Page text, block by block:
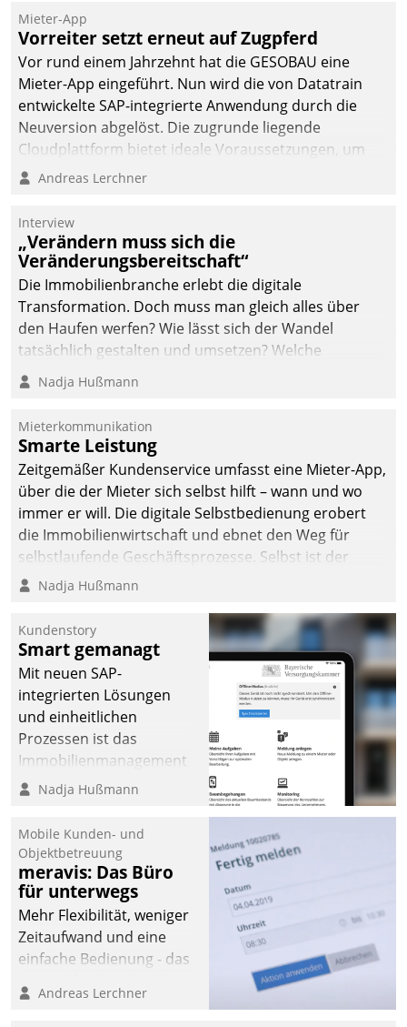
Die monatlichen
Mitteilungen zum
Heizungs- und
Wasserverbrauch gehen
automatisiert, vollständig
und auf Wunsch über
mehrere zuvor
Kommunikationswege bei
Mieter-App
Vorreiter setzt erneut auf Zugpferd
Vor rund einem Jahrzehnt hat die GESOBAU eine
Mieter-App eingeführt. Nun wird die von Datatrain
entwickelte SAP-integrierte Anwendung durch die
Neuversion abgelöst. Die zugrunde liegende
Cloudplattform bietet ideale Voraussetzungen, um
die Funktionalität der App zu erweitern und weitere
integrieren.
Andreas Lerchner
Interview
„Verändern muss sich die
Veränderungsbereitschaft“
Die Immobilienbranche erlebt die digitale
Transformation. Doch muss man gleich alles über
den Haufen werfen? Wie lässt sich der Wandel
tatsächlich gestalten und umsetzen? Welche
Argumente zählen wirklich?
Nadja Hußmann
Mieterkommunikation
Smarte Leistung
Zeitgemäßer Kundenservice umfasst eine Mieter-App,
über die der Mieter sich selbst hilft – wann und wo
immer er will. Die digitale Selbstbedienung erobert
die Immobilienwirtschaft und ebnet den Weg für
selbstlaufende Geschäftsprozesse. Selbst ist der
Kunde und smart der Serviceanbieter.
Nadja Hußmann
Kundenstory
Smart gemanagt
Mit neuen SAP-
integrierten Lösungen
und einheitlichen
Prozessen ist das
Immobilienmanagement
der Bayerischen
Ressort Kapitalanlage für
künftige Aufgaben und
Herausforderungen
gerüstet.
Nadja Hußmann
Mobile Kunden- und
Objektbetreuung
meravis: Das Büro
für unterwegs
Mehr Flexibilität, weniger
Zeitaufwand und eine
einfache Bedienung - das
Cockpit für mobile
Andreas Lerchner